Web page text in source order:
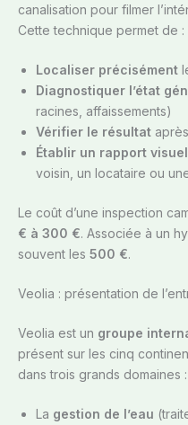
canalisation pour filmer
Cette technique permet de :
Localiser précisément
Diagnostiquer l’état
racines, affaissements)
Vérifier le résultat
Établir un rapport visuel
voisin, un locataire ou
Le coût d’une inspection
€ à 300 €. Associée à un
souvent les 500 €.
Veolia : présentation de
Veolia est un groupe
présent sur les cinq
dans trois grands domaines :
La gestion de l’eau